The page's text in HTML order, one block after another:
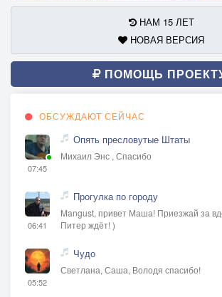
НАМ 15 ЛЕТ
НОВАЯ ВЕРСИЯ
ПОМОЩЬ
ОБСУЖДАЮТ СЕЙЧАС
07:45
Опять пресловутые Штаты
Михаил Энс , Спасибо
06:41
Прогулка по городу
Mangust, привет Маша! Приезжай за
Питер ждёт! )
05:52
Чудо
Светлана, Саша, Володя спасибо!